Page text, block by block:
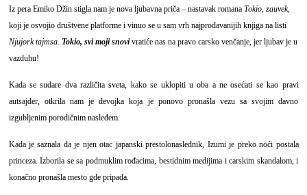
Iz pera Emiko Džin stigla nam je nova ljubavna priča – nastavak romana Tokio, zauvek,
koji je osvojio društvene platforme i vinuo se u sam vrh najprodavanijih knjiga na listi
Njujork tajmsa. Tokio, svi moji snovivratiće nas na pravo carsko venčanje, jer ljubav je u
vazduhu!
Kada se sudare dva različita sveta, kako se uklopiti u oba a ne osećati se kao pravi
autsajder, otkrila nam je devojka koja je ponovo pronašla vezu sa svojim davno
izgubljenim porodičnim nasleđem.
Kada je saznala da je njen otac japanski prestolonaslednik, Izumi je preko noći postala
princeza. Izborila se sa podmuklim rođacima, bestidnim medijima i carskim skandalom, i
konačno pronašla mesto gde pripada.